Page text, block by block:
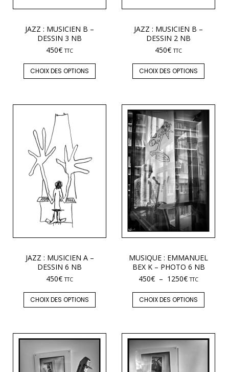
JAZZ : MUSICIEN B –
DESSIN 3 NB
450€ TTC
CHOIX DES OPTIONS
JAZZ : MUSICIEN B –
DESSIN 2 NB
450€ TTC
CHOIX DES OPTIONS
JAZZ : MUSICIEN A –
DESSIN 6 NB
450€ TTC
CHOIX DES OPTIONS
MUSIQUE : EMMANUEL
BEX K – PHOTO 6 NB
450€ – 1250€ TTC
CHOIX DES OPTIONS